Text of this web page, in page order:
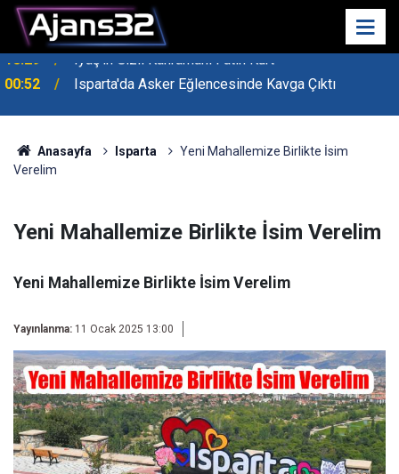
00:52 Isparta'da Asker Eğlencesinde Kavga Çıktı
Anasayfa Isparta
Yeni Mahallemize Birlikte İsim
Verelim
Yeni Mahallemize Birlikte İsim Verelim
Yeni Mahallemize Birlikte İsim Verelim
Yayınlanma: 11 Ocak 2025 13:00